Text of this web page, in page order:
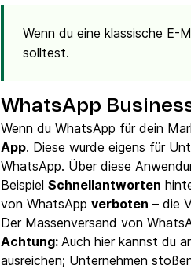
Wenn du eine klassische E-
solltest.
WhatsApp
Wenn du WhatsApp für dein
App. Diese wurde eigens für
WhatsApp. Über diese
Beispiel Schnellantworten
von WhatsApp verboten – die
Der Massenversand von
Achtung: Auch hier kannst du
ausreichen; Unternehmen